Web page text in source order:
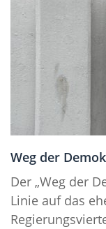
Weg der
Der „Weg der
Linie auf das